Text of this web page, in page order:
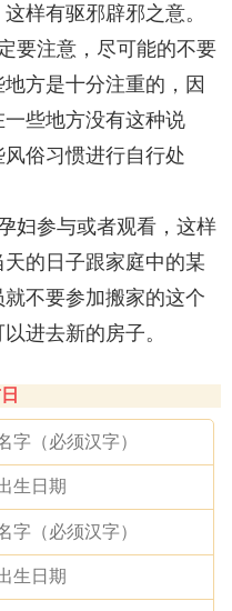
样有驱邪辟邪之意。
要注意，尽可能的不要
方是十分注重的，因
些地方没有这种说
俗习惯进行自行处
妇参与或者观看，这样
的日子跟家庭中的某
不要参加搬家的这个
进去新的房子。